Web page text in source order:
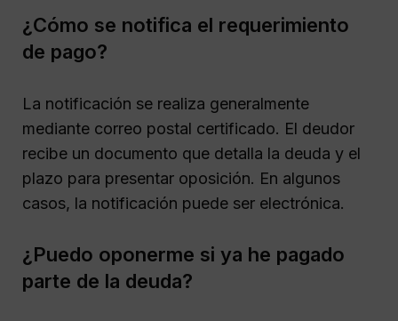
¿Cómo se notifica el requerimiento
de pago?
La notificación se realiza generalmente
mediante correo postal certificado. El deudor
recibe un documento que detalla la deuda y el
plazo para presentar oposición. En algunos
casos, la notificación puede ser electrónica.
¿Puedo oponerme si ya he pagado
parte de la deuda?